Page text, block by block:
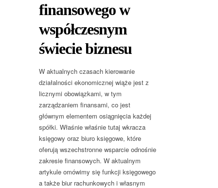
finansowego w
współczesnym
świecie biznesu
W aktualnych czasach kierowanie
działalności ekonomicznej wiąże jest z
licznymi obowiązkami, w tym
zarządzaniem finansami, co jest
głównym elementem osiągnięcia każdej
spółki. Właśnie właśnie tutaj wkracza
księgowy oraz biuro księgowe, które
oferują wszechstronne wsparcie odnośnie
zakresie finansowych. W aktualnym
artykule omówimy się funkcji księgowego
a także biur rachunkowych i własnym